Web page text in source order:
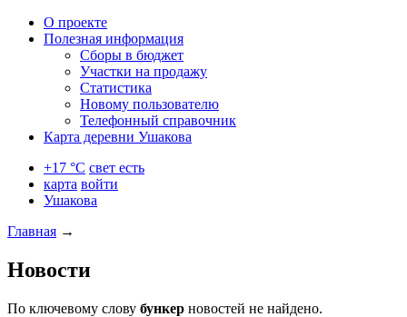
О проекте
Полезная информация
Сборы в бюджет
Участки на продажу
Статистика
Новому пользователю
Телефонный справочник
Карта деревни Ушакова
+17 °C свет есть
карта войти
Ушакова
Главная →
Новости
По ключевому слову бункер новостей не найдено.